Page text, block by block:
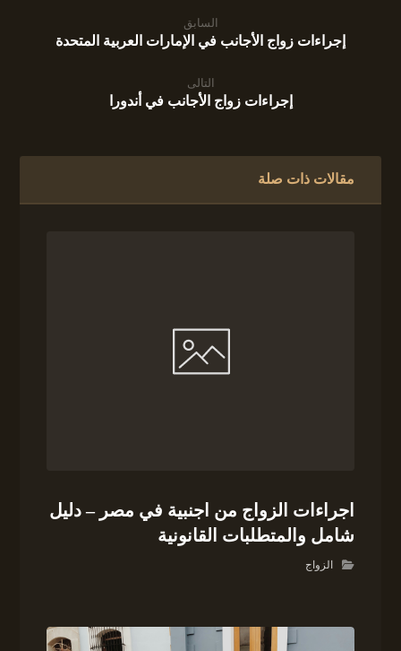
السابق
إجراءات زواج الأجانب في الإمارات العربية المتحدة
التالى
إجراءات زواج الأجانب في أندورا
مقالات ذات صلة
اجراءات الزواج من اجنبية في مصر – دليل
شامل والمتطلبات القانونية
الزواج